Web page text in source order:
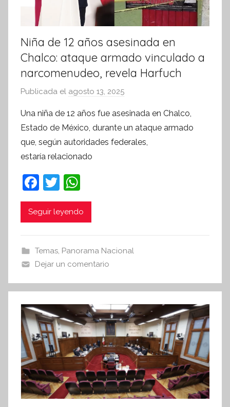
a
Niña de 12 años asesinada en
Chalco: ataque armado vinculado a
narcomenudeo, revela Harfuch
Publicada el agosto 13, 2025
r
S
í
n
r
m
a
t
i
v
a
Una niña de 12 años fue asesinada en Chalco,
Estado de México, durante un ataque armado
que, según autoridades federales,
estaría relacionado
F
a
c
b
o
o
k
T
w
itt
h
at
A
p
p
Seguir leyendo
Temas, Panorama Nacional
Dejar un comentario